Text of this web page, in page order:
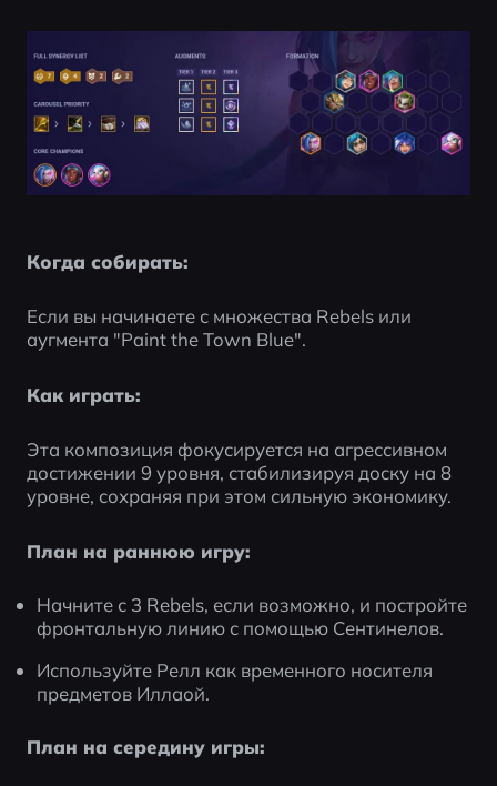
Когда собирать:
Если вы начинаете с множества Rebels или
аугмента "Paint the Town Blue".
Как играть:
Эта композиция фокусируется на агрессивном
достижении 9 уровня, стабилизируя доску на 8
уровне, сохраняя при этом сильную экономику.
План на раннюю игру:
Начните с 3 Rebels, если возможно, и постройте
фронтальную линию с помощью Сентинелов.
Используйте Релл как временного носителя
предметов Иллаой.
План на середину игры: